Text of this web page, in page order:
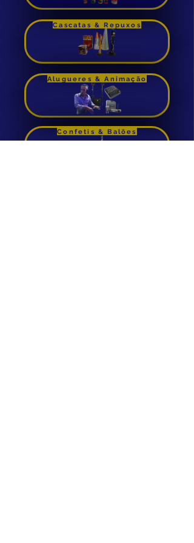
Comprar
Cascatas & Repuxos
Alugueres & Animação
Confetis & Balões